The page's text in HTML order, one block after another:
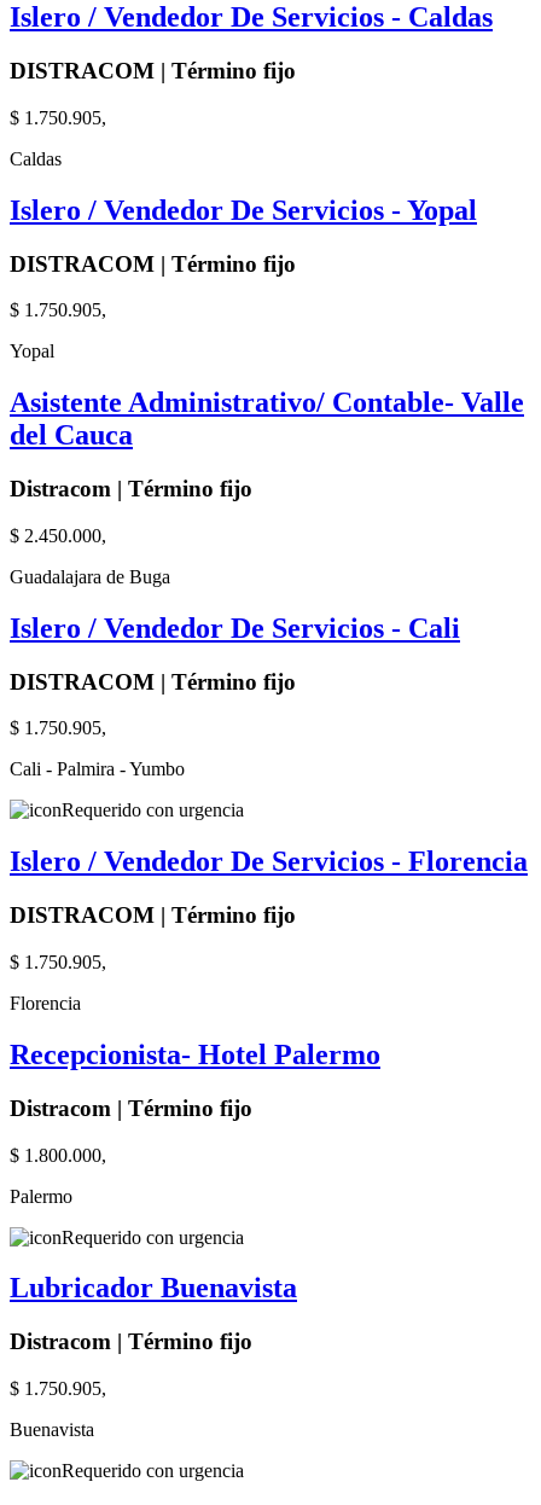
Islero / Vendedor De Servicios - Caldas
DISTRACOM | Término fijo
$ 1.750.905,
Caldas
Islero / Vendedor De Servicios - Yopal
DISTRACOM | Término fijo
$ 1.750.905,
Yopal
Asistente Administrativo/ Contable- Valle
del Cauca
Distracom | Término fijo
$ 2.450.000,
Guadalajara de Buga
Islero / Vendedor De Servicios - Cali
DISTRACOM | Término fijo
$ 1.750.905,
Cali - Palmira - Yumbo
Requerido con urgencia
Islero / Vendedor De Servicios - Florencia
DISTRACOM | Término fijo
$ 1.750.905,
Florencia
Recepcionista- Hotel Palermo
Distracom | Término fijo
$ 1.800.000,
Palermo
Requerido con urgencia
Lubricador Buenavista
Distracom | Término fijo
$ 1.750.905,
Buenavista
Requerido con urgencia